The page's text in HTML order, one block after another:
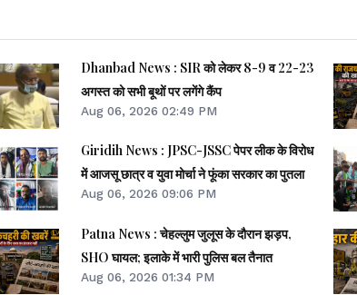
Dhanbad News : SIR को लेकर 8-9 व 22-23
अगस्त को सभी बूथों पर लगेंगे कैंप
Aug 06, 2026 02:49 PM
Giridih News : JPSC-JSSC पेपर लीक के विरोध
में आजसू छात्र व युवा मोर्चा ने फूंका सरकार का पुतला
Aug 06, 2026 09:06 PM
Patna News : चेहल्लुम जुलूस के दौरान झड़प,
SHO घायल; इलाके में भारी पुलिस बल तैनात
Aug 06, 2026 01:34 PM